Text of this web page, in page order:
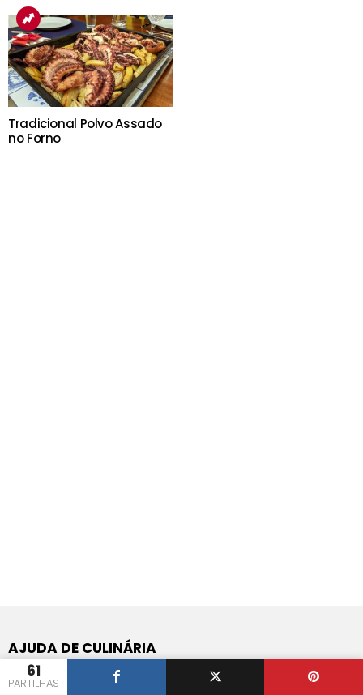
61
PARTILHAS
Tradicional Polvo Assado
no Forno
AJUDA DE CULINÁRIA
Perguntas e Respostas de Culinária